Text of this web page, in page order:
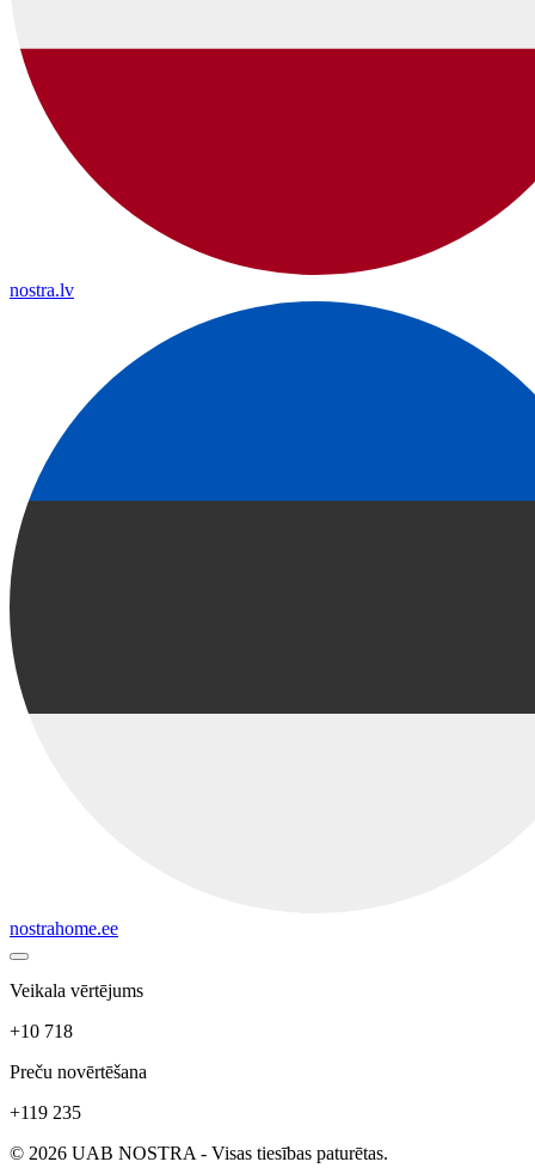
nostra.lv
nostrahome.ee
Veikala vērtējums
+10 718
Preču novērtēšana
+119 235
© 2026 UAB NOSTRA - Visas tiesības paturētas.